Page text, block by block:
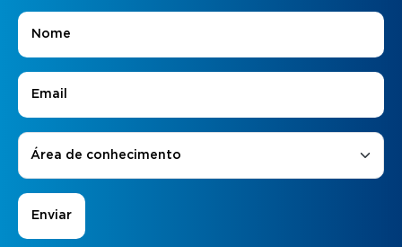
Nome
E-mail
Áreas de Interesse
Área de conhecimento